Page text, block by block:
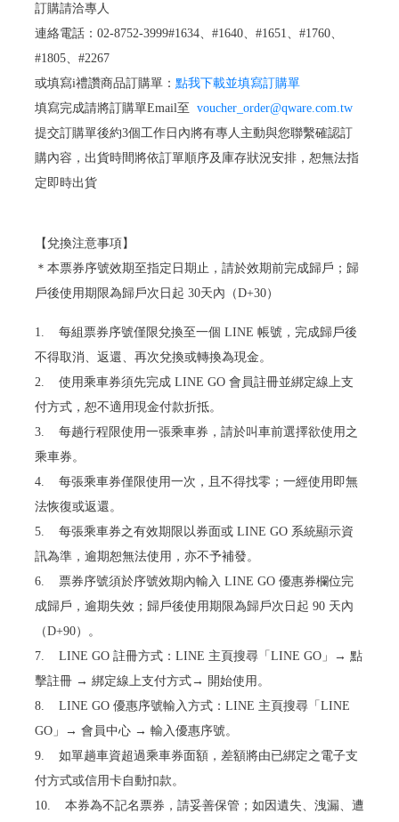
訂購請洽專人
連絡電話：02-8752-3999#1634、#1640、#1651、#1760、
#1805、#2267
或填寫i禮讚商品訂購單： 點我下載並填寫訂購單
填寫完成請將訂購單Email至 voucher_order@qware.com.tw
提交訂購單後約3個工作日內將有專人主動與您聯繫確認訂
購內容，出貨時間將依訂單順序及庫存狀況安排，恕無法指
定即時出貨
【兌換注意事項】
＊本票券序號效期至指定日期止，請於效期前完成歸戶；歸
戶後使用期限為歸戶次日起 30天內（D+30）
1. 每組票券序號僅限兌換至一個 LINE 帳號，完成歸戶後
不得取消、返還、再次兌換或轉換為現金。
2. 使用乘車券須先完成 LINE GO 會員註冊並綁定線上支
付方式，恕不適用現金付款折抵。
3. 每趟行程限使用一張乘車券，請於叫車前選擇欲使用之
乘車券。
4. 每張乘車券僅限使用一次，且不得找零；一經使用即無
法恢復或返還。
5. 每張乘車券之有效期限以券面或 LINE GO 系統顯示資
訊為準，逾期恕無法使用，亦不予補發。
6. 票券序號須於序號效期內輸入 LINE GO 優惠券欄位完
成歸戶，逾期失效；歸戶後使用期限為歸戶次日起 90 天內
（D+90）。
7. LINE GO 註冊方式：LINE 主頁搜尋「LINE GO」→ 點
擊註冊 → 綁定線上支付方式→ 開始使用。
8. LINE GO 優惠序號輸入方式：LINE 主頁搜尋「LINE
GO」→ 會員中心 → 輸入優惠序號。
9. 如單趟車資超過乘車券面額，差額將由已綁定之電子支
付方式或信用卡自動扣款。
10. 本券為不記名票券，請妥善保管；如因遺失、洩漏、遭